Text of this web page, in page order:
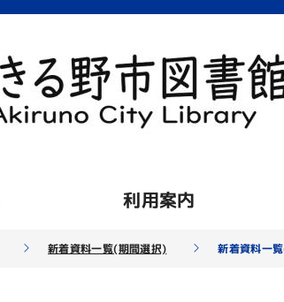
利用案内
新着資料一覧(期間選択) 新着資料一